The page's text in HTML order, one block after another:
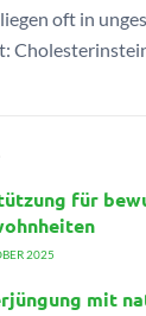
oft in
für
2025
mit